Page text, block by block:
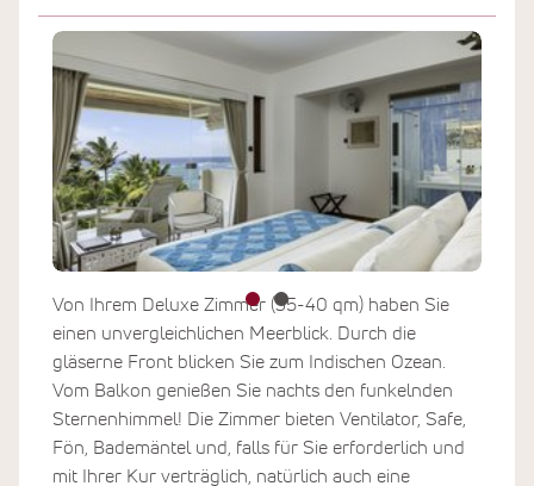
Von Ihrem Deluxe Zimmer (35-40 qm) haben Sie
einen unvergleichlichen Meerblick. Durch die
gläserne Front blicken Sie zum Indischen Ozean.
Vom Balkon genießen Sie nachts den funkelnden
Sternenhimmel! Die Zimmer bieten Ventilator, Safe,
Fön, Bademäntel und, falls für Sie erforderlich und
mit Ihrer Kur verträglich, natürlich auch eine